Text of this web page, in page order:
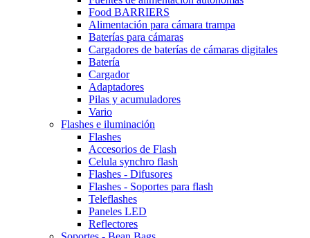
Food BARRIERS
Alimentación para cámara trampa
Baterías para cámaras
Cargadores de baterías de cámaras digitales
Batería
Cargador
Adaptadores
Pilas y acumuladores
Vario
Flashes e iluminación
Flashes
Accesorios de Flash
Celula synchro flash
Flashes - Difusores
Flashes - Soportes para flash
Teleflashes
Paneles LED
Reflectores